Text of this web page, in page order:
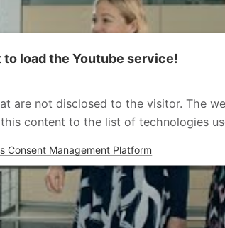
load the Youtube service!
are not disclosed to the visitor. The
content to the list of technologies
Consent Management Platform